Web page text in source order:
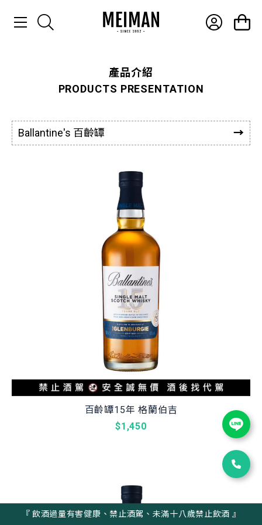
產品介紹
產品介紹
PRODUCTS PRESENTATION
Ballantine's 百齡罈
百齡罈15年 格蘭伯吉
$1,450
『 飲酒過量有害健康、禁止酒駕、未滿十八歲禁止飲酒 』